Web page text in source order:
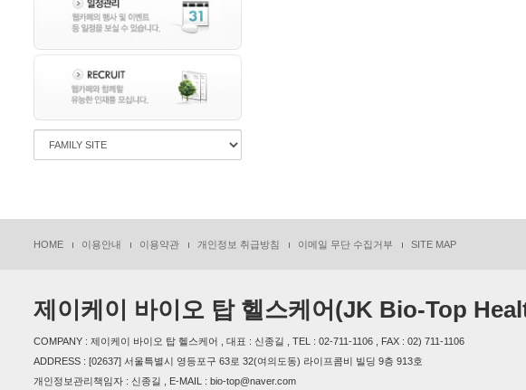
HOME 이용안내 이용약관 개인정보 취급방침 이메일 무단 수집거부 SITE MAP
제이케이 바이오 탑 헬스케어(JK Bio-Top
COMPANY : 제이케이 바이오 탑 헬스케어 , 대표 : 신종길 , TEL : 02-711-1106 , FAX : 02) 711-1106
ADDRESS : [02637] 서울특별시 영등포구 63로 32(여의도동) 라이프콤비 빌딩 9층 913호
개인정보관리책임자 : 신종길 , E-MAIL : bio-top@naver.com